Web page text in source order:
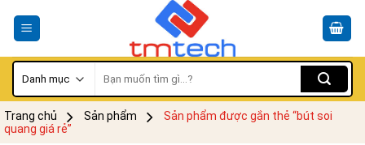
kiếm:
Trang chủ Sản phẩm
Sản phẩm được gắn thẻ “bút soi
quang giá rẻ”